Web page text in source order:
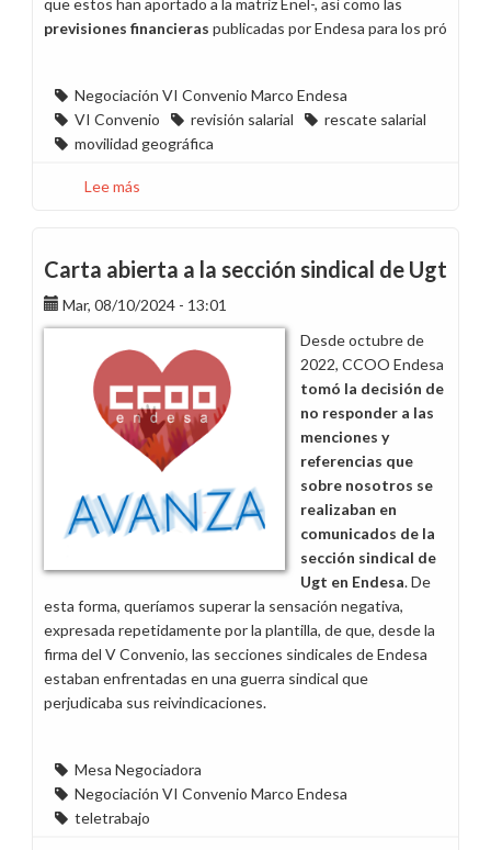
que estos han aportado a la matriz Enel-, así como las
previsiones financieras publicadas por Endesa para los pró
Negociación VI Convenio Marco Endesa
VI Convenio
revisión salarial
rescate salarial
movilidad geográfica
Lee más
dirección
que
la
fiesta
del
Convenio
la
pague
plantilla?
Carta abierta a la sección sindical de Ugt
Mar, 08/10/2024 - 13:01
Desde octubre de
2022, CCOO Endesa
tomó la decisión de
no responder a las
menciones y
referencias que
sobre nosotros se
realizaban en
comunicados de la
sección sindical de
Ugt en Endesa. De
esta forma, queríamos superar la sensación negativa,
expresada repetidamente por la plantilla, de que, desde la
firma del V Convenio, las secciones sindicales de Endesa
estaban enfrentadas en una guerra sindical que
perjudicaba sus reivindicaciones.
Mesa Negociadora
Negociación VI Convenio Marco Endesa
teletrabajo